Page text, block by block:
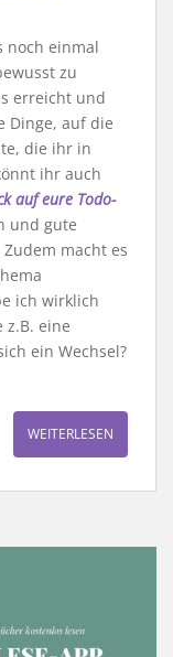
noch einmal
zu
erreicht und
Dinge, auf die
die ihr in
ihr auch
auf eure Todo-
und gute
macht es
ich wirklich
eine
ein Wechsel?
WEITERLESEN